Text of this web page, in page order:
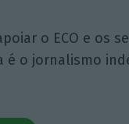
o ECO e os
é o jornalismo